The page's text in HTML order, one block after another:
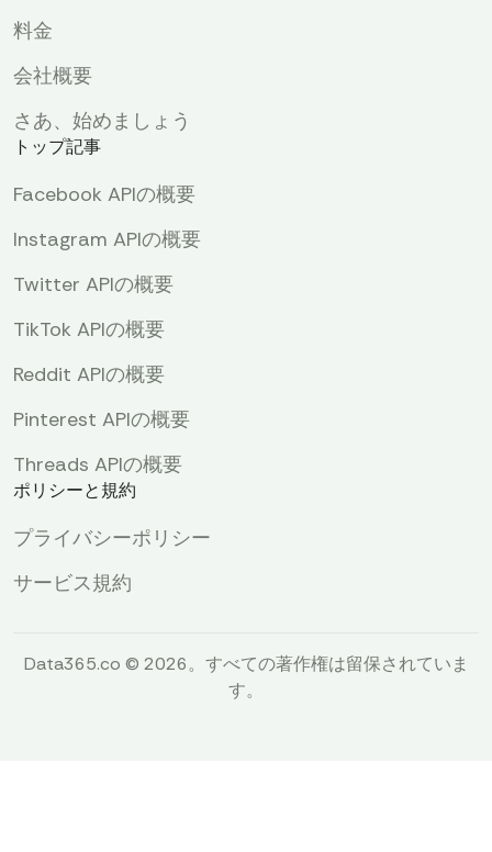
料金
会社概要
さあ、始めましょう
トップ記事
Facebook APIの概要
Instagram APIの概要
Twitter APIの概要
TikTok APIの概要
Reddit APIの概要
Pinterest APIの概要
Threads APIの概要
ポリシーと規約
プライバシーポリシー
サービス規約
Data365.co © 2026。すべての著作権は留保されていま
す。